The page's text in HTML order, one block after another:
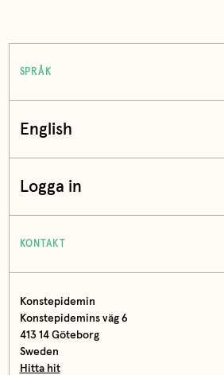
SPRÅK
English
Logga in
KONTAKT
Konstepidemin
Konstepidemins väg 6
413 14 Göteborg
Sweden
Hitta hit